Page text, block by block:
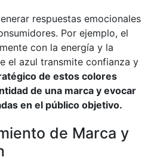
respuestas emocionales
Por ejemplo, el
con la energía y la
el azul transmite confianza y
de estos colores
de una marca y evocar
en el público objetivo.
de Marca y